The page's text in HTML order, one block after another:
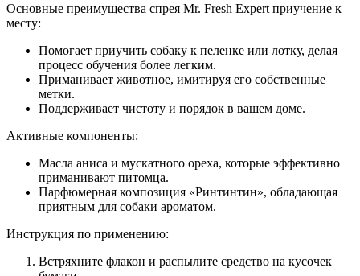
Основные преимущества спрея Mr. Fresh Expert приучение к
месту:
Помогает приучить собаку к пеленке или лотку, делая
процесс обучения более легким.
Приманивает животное, имитируя его собственные
метки.
Поддерживает чистоту и порядок в вашем доме.
Активные компоненты:
Масла аниса и мускатного ореха, которые эффективно
приманивают питомца.
Парфюмерная композиция «Ринтинтин», обладающая
приятным для собаки ароматом.
Инструкция по применению:
Встряхните флакон и распылите средство на кусочек